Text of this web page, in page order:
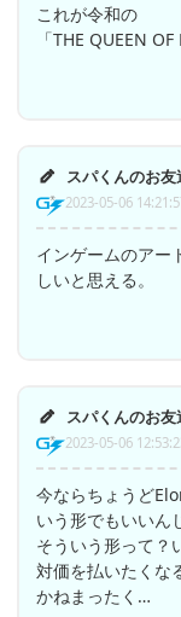
これが令和の
「THE QUEEN
スパくんのお友
2023-05-06
インゲームのアー
しいと思える。
スパくんのお友
2023-05-06
今ならちょうど
いう形でもいいん
そういう形って？
対価を払いたくな
かねまったく…